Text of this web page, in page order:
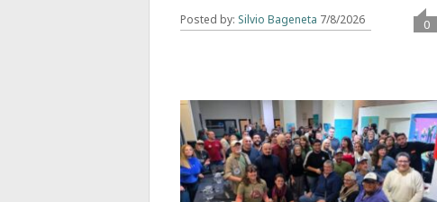
Posted by: Silvio Bageneta 7/8/2026 0